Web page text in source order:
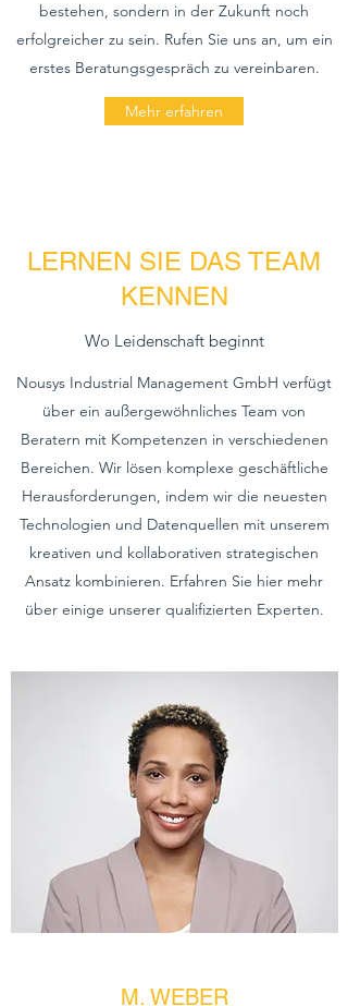
bestehen, sondern in der Zukunft noch
erfolgreicher zu sein. Rufen Sie uns an, um ein
erstes Beratungsgespräch zu vereinbaren.
Mehr erfahren
LERNEN SIE DAS TEAM
KENNEN
Wo Leidenschaft beginnt
Nousys Industrial Management GmbH verfügt
über ein außergewöhnliches Team von
Beratern mit Kompetenzen in verschiedenen
Bereichen. Wir lösen komplexe geschäftliche
Herausforderungen, indem wir die neuesten
Technologien und Datenquellen mit unserem
kreativen und kollaborativen strategischen
Ansatz kombinieren. Erfahren Sie hier mehr
über einige unserer qualifizierten Experten.
M. WEBER